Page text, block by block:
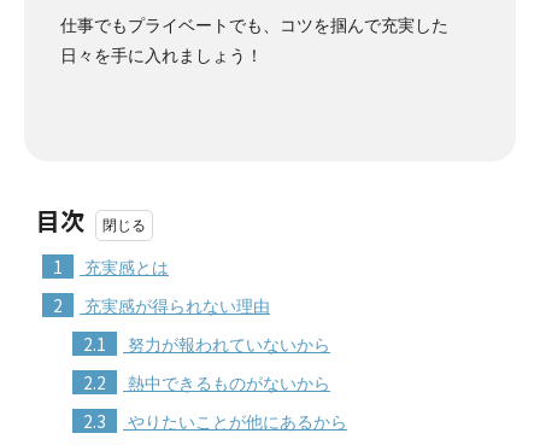
仕事でもプライベートでも、コツを掴んで充実した
日々を手に入れましょう！
目次
1 充実感とは
2 充実感が得られない理由
2.1 努力が報われていないから
2.2 熱中できるものがないから
2.3 やりたいことが他にあるから